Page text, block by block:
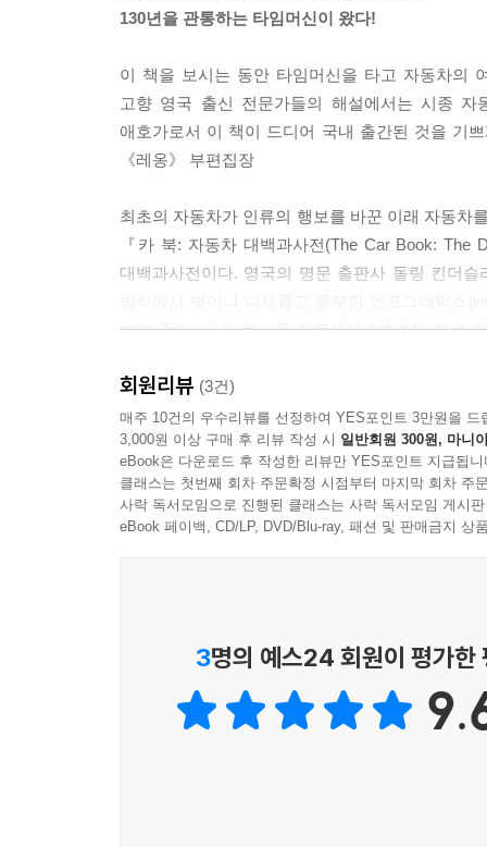
130년을 관통하는 타임머신이 왔다!
이 책을 보시는 동안 타임머신을 타고 자동차의
고향 영국 출신 전문가들의 해설에서는 시종
애호가로서 이 책이 드디어 국내 출간된 것을 기
《레옹》 부편집장
최초의 자동차가 인류의 행보를 바꾼 이래 자동차
『카 북: 자동차 대백과사전(The Car Book:
대백과사전이다. 영국의 명문 출판사 돌링 킨더
보여 준다. 『카 북』은 메르세데스벤츠와 포르
마틴, 슈퍼 모델 트위기가 사랑한 미니, 영화
생생하게 펼쳐진다.
자동차 마니아를 사로잡은 명차 1,200대
1885년 카를 벤츠가 최초의 자동차를 발명하면
자동차의 안전성에 대한 문제의식이 확산되면서
더욱 안전해졌다. 또한 일본 자동차 산업의 흥기
자동차는 점점 더 안전해지고 안락해진다. 이탈
회원리뷰 (3건)
매주 10건의 우수리뷰를 선정하여 YES포인트 3만원을 드
3,000원 이상 구매 후 리뷰 작성 시 일반회원 300원, 마니
eBook은 다운로드 후 작성한 리뷰만 YES포인트 지급됩니
클래스는 첫번째 회차 주문확정 시점부터 마지막 회차 주
사락 독서모임으로 진행된 클래스는 사락 독서모임 게시
eBook 페이백, CD/LP, DVD/Blu-ray, 패션 및 판매금지 상
3명의 예스24 회원이 평가한